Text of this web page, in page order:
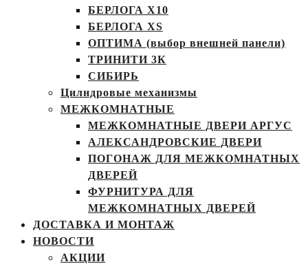
БЕРЛОГА Х10
БЕРЛОГА XS
ОПТИМА (выбор внешней панели)
ТРИНИТИ 3К
СИБИРЬ
Цилндровые механизмы
МЕЖКОМНАТНЫЕ
МЕЖКОМНАТНЫЕ ДВЕРИ АРГУС
АЛЕКСАНДРОВСКИЕ ДВЕРИ
ПОГОНАЖ ДЛЯ МЕЖКОМНАТНЫХ
ДВЕРЕЙ
ФУРНИТУРА ДЛЯ
МЕЖКОМНАТНЫХ ДВЕРЕЙ
ДОСТАВКА И МОНТАЖ
НОВОСТИ
АКЦИИ